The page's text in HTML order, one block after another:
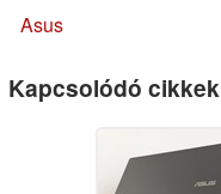
Asus
Kapcsolódó cikkek